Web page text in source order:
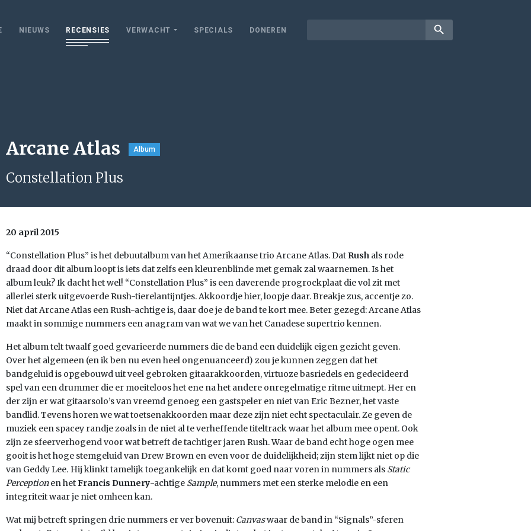
NIEUWS RECENSIES VERWACHT SPECIALS DONEREN search
Arcane Atlas Album
Constellation Plus
20 april 2015
“Constellation Plus” is het debuutalbum van het Amerikaanse trio Arcane Atlas. Dat Rush als rode
draad door dit album loopt is iets dat zelfs een kleurenblinde met gemak zal waarnemen. Is het
album leuk? Ik dacht het wel! “Constellation Plus” is een daverende progrockplaat die vol zit met
allerlei sterk uitgevoerde Rush-tierelantijntjes. Akkoordje hier, loopje daar. Breakje zus, accentje zo.
Niet dat Arcane Atlas een Rush-achtige is, daar doe je de band te kort mee. Beter gezegd: Arcane Atlas
maakt in sommige nummers een anagram van wat we van het Canadese supertrio kennen.
Het album telt twaalf goed gevarieerde nummers die de band een duidelijk eigen gezicht geven.
Over het algemeen (en ik ben nu even heel ongenuanceerd) zou je kunnen zeggen dat het
bandgeluid is opgebouwd uit veel gebroken gitaarakkoorden, virtuoze basriedels en gedecideerd
spel van een drummer die er moeiteloos het ene na het andere onregelmatige ritme uitmept. Her en
der zijn er wat gitaarsolo’s van vreemd genoeg een gastspeler en niet van Eric Bezner, het vaste
bandlid. Tevens horen we wat toetsenakkoorden maar deze zijn niet echt spectaculair. Ze geven de
muziek een spacey randje zoals in de niet al te verheffende titeltrack waar het album mee opent. Ook
zijn ze sfeerverhogend voor wat betreft de tachtiger jaren Rush. Waar de band echt hoge ogen mee
gooit is het hoge stemgeluid van Drew Brown en even voor de duidelijkheid; zijn stem lijkt niet op die
van Geddy Lee. Hij klinkt tamelijk toegankelijk en dat komt goed naar voren in nummers als Static
Perceptionen hetFrancis Dunnery-achtige Sample, nummers met een sterke melodie en een
integriteit waar je niet omheen kan.
Wat mij betreft springen drie nummers er ver bovenuit: Canvaswaar de band in “Signals”-sferen